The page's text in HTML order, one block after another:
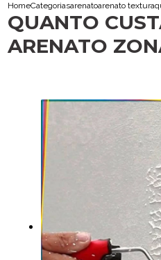
HomeCategoriasarenatoarenato textura
QUANTO
ARENATO